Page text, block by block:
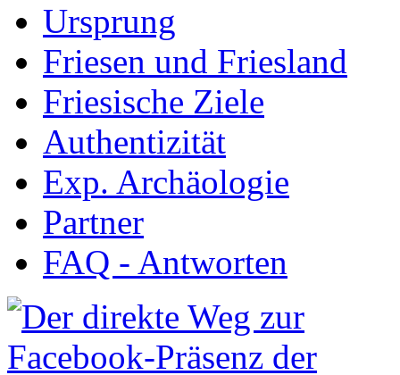
Ursprung
Friesen und Friesland
Friesische Ziele
Authentizität
Exp. Archäologie
Partner
FAQ - Antworten